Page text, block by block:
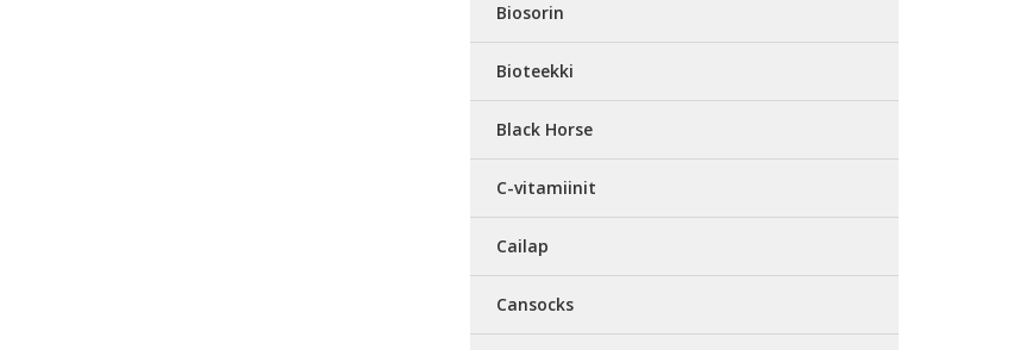
Biosorin
Bioteekki
Black Horse
C-vitamiinit
Cailap
Cansocks